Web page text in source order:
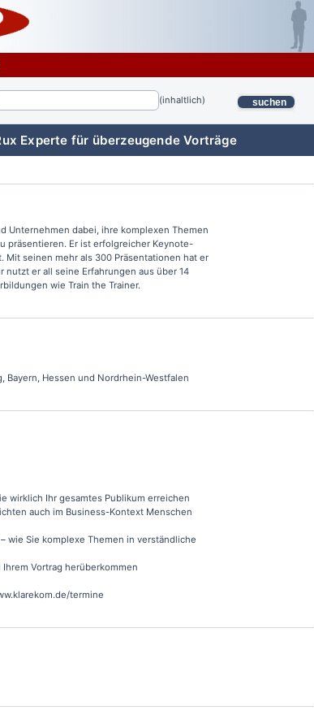
(inhaltlich) suchen
Experte für überzeugende Vorträge
Unternehmen dabei, ihre komplexen Themen
präsentieren. Er ist erfolgreicher Keynote-
Mit seinen mehr als 300 Präsentationen hat er
er all seine Erfahrungen aus über 14
wie Train the Trainer.
Bayern, Hessen und Nordrhein-Westfalen
wirklich Ihr gesamtes Publikum erreichen
auch im Business-Kontext Menschen
wie Sie komplexe Themen in verständliche
Vortrag herüberkommen
termine